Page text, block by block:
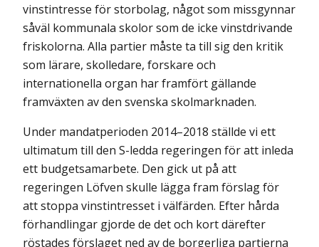
vinstintresse för stor­bolag, något som missgynnar
såväl kommunala skolor som de icke vinstdrivande
fri­skolorna. Alla partier måste ta till sig den kritik
som lärare, skolledare, forskare och
internationella organ har framfört gällande
framväxten av den svenska skolmarknaden.
Under mandatperioden 2014–2018 ställde vi ett
ultimatum till den S-ledda regeringen för att inleda
ett budgetsamarbete. Den gick ut på att
regeringen Löfven skulle lägga fram förslag för
att stoppa vinstintresset i välfärden. Efter hårda
förhandlingar gjorde de det och kort därefter
röstades förslaget ned av de borgerliga partierna